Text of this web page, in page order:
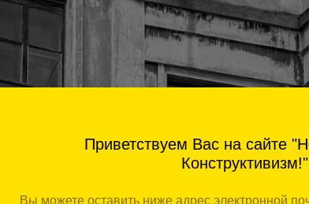
Приветствуем Вас на сайте
Конструктивизм!"
Вы можете оставить ниже адрес электронной